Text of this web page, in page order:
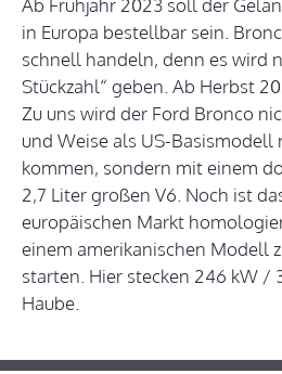
Ab Frühjahr 2023 soll der
in Europa bestellbar sein.
schnell handeln, denn es wird
Stückzahl“ geben. Ab Herbst
Zu uns wird der Ford Bronco
und Weise als US-
kommen, sondern mit einem
2,7 Liter großen V6. Noch ist
europäischen Markt
einem amerikanischen Modell
starten. Hier stecken 246 kW /
Haube.